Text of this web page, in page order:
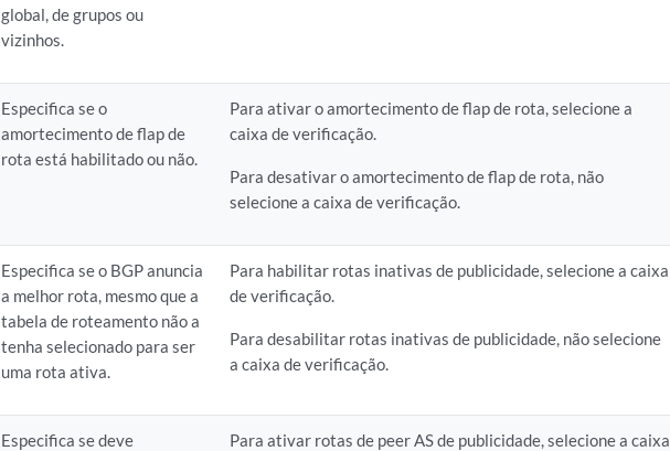
global, de grupos ou
vizinhos.
Especifica se o
amortecimento de flap de
rota está habilitado ou não.
Para ativar o amortecimento de flap de rota, selecione a
caixa de verificação.
Para desativar o amortecimento de flap de rota, não
selecione a caixa de verificação.
Especifica se o BGP anuncia
a melhor rota, mesmo que a
tabela de roteamento não a
tenha selecionado para ser
uma rota ativa.
Para habilitar rotas inativas de publicidade, selecione a caixa
de verificação.
Para desabilitar rotas inativas de publicidade, não selecione
a caixa de verificação.
Especifica se deve
Para ativar rotas de peer AS de publicidade, selecione a caixa